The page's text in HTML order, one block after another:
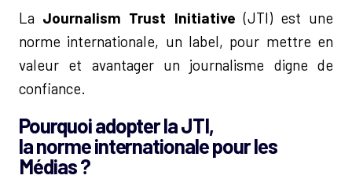
La Journalism Trust Initiative (JTI) est une
norme internationale, un label, pour mettre en
valeur et avantager un journalisme digne de
confiance.
Pourquoi adopter la JTI,
la norme internationale pour les
Médias ?